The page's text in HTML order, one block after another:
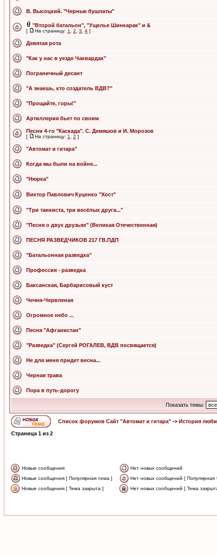
В. Высоцкий. "Черные бушлаты"
"Второй батальон", "Ущелье Шинкарак" и &
[ На страницу: 1 2 3 4 ]
Девятая рота
"Как у нас в уезде Чаквардак"
Пограничный десант
"А знаешь, кто создатель ВДВ?"
"Прощайте, горы!"
Артиллерия бьет по своим
Песни 4-го "Каскада". С. Демяшов и И. Морозов
[ На страницу: 1 2 ]
"Автомат и гитара"
Когда мы были на войне...
"Нюрка"
Виктор Павлович Куценко "Хост"
"Три танкиста, три весёлых друга..."
"Песня о двух друзьях" (Великая Отечественная)
ПЕСНЯ РАЗВЕДЧИКОВ 217 ГВ.ПДП
"Батальонная разведка"
Профессия - разведка
Баксанская, Барбарисовый куст
Чечня-Червленая
Огромное небо ...
Песня "Афганистан"
"Разведка" (Сергей РОГАЛЕВ, ВДВ посвящается)
Не для меня придет весна...
Черная трава
Пора в путь-дорогу
Показать темы:
Список форумов Сайт "Автомат и гитара" -> История
Страница 1 из 2
Новые сообщения
Нет новых сообщений
Новые сообщения [ Популярная тема ]
Нет новых сообщений [ Популярная
Новые сообщения [ Тема закрыта ]
Нет новых сообщений [ Тема